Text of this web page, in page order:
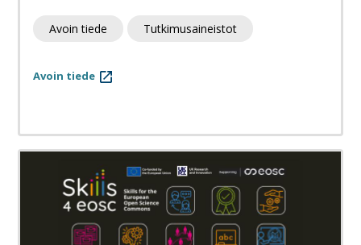
Avoin tiede Tutkimusaineistot
Avoin tiede